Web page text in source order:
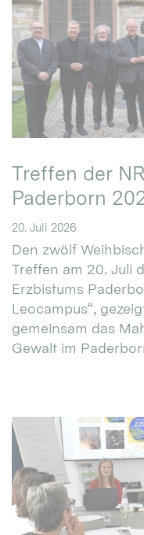
Treffen der
Paderborn
20. Juli 2026
Den zwölf
Treffen am 20. Juli
Erzbistums
Leocampus“,
gemeinsam das
Gewalt im